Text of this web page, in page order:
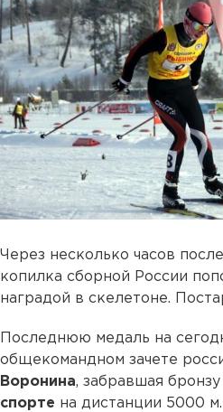
Через несколько часов
копилка сборной России
наградой в скелетоне.
Последнюю медаль на
общекомандном зачете
Воронина, забравшая бронзу
спорте на дистанции 5000